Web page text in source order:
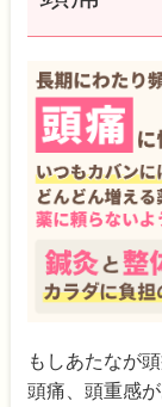
もしあたなが
頭痛、頭重感が